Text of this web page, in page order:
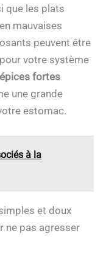
que les plats
mauvaises
peuvent être
votre système
épices fortes
une grande
estomac.
à la
et doux
ne pas agresser